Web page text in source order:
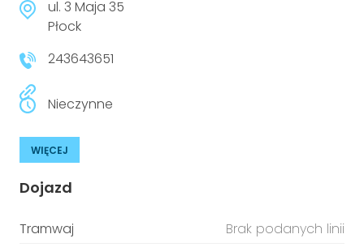
ul. 3 Maja 35
Płock
243643651
Nieczynne
WIĘCEJ
Dojazd
Tramwaj
Brak podanych linii